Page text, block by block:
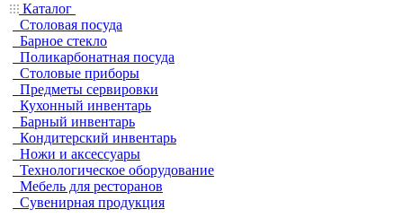
Каталог
Столовая посуда
Барное стекло
Поликарбонатная посуда
Столовые приборы
Предметы сервировки
Кухонный инвентарь
Барный инвентарь
Кондитерский инвентарь
Ножи и аксессуары
Технологическое оборудование
Мебель для ресторанов
Сувенирная продукция